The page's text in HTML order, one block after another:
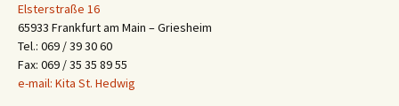
Elsterstraße 16
65933 Frankfurt am Main – Griesheim
Tel.: 069 / 39 30 60
Fax: 069 / 35 35 89 55
e-mail: Kita St. Hedwig